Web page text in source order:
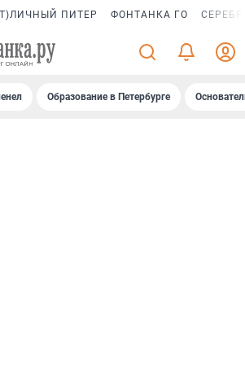
ПИТЕР ФОНТАНКА ГО
Образование в Петербурге